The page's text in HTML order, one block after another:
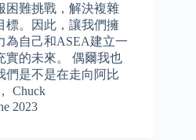
困難挑戰，解決複雜
標。因此，讓我們擁
為自己和ASEA建立一
實的未來。 偶爾我也
們是不是在走向阿比
Chuck
2023